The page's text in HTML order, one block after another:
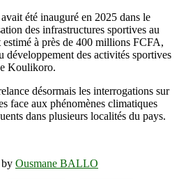
été inauguré en 2025 dans le
des infrastructures sportives au
à près de 400 millions FCFA,
développement des activités sportives
Koulikoro.
désormais les interrogations sur
face aux phénomènes climatiques
dans plusieurs localités du pays.
by Ousmane BALLO